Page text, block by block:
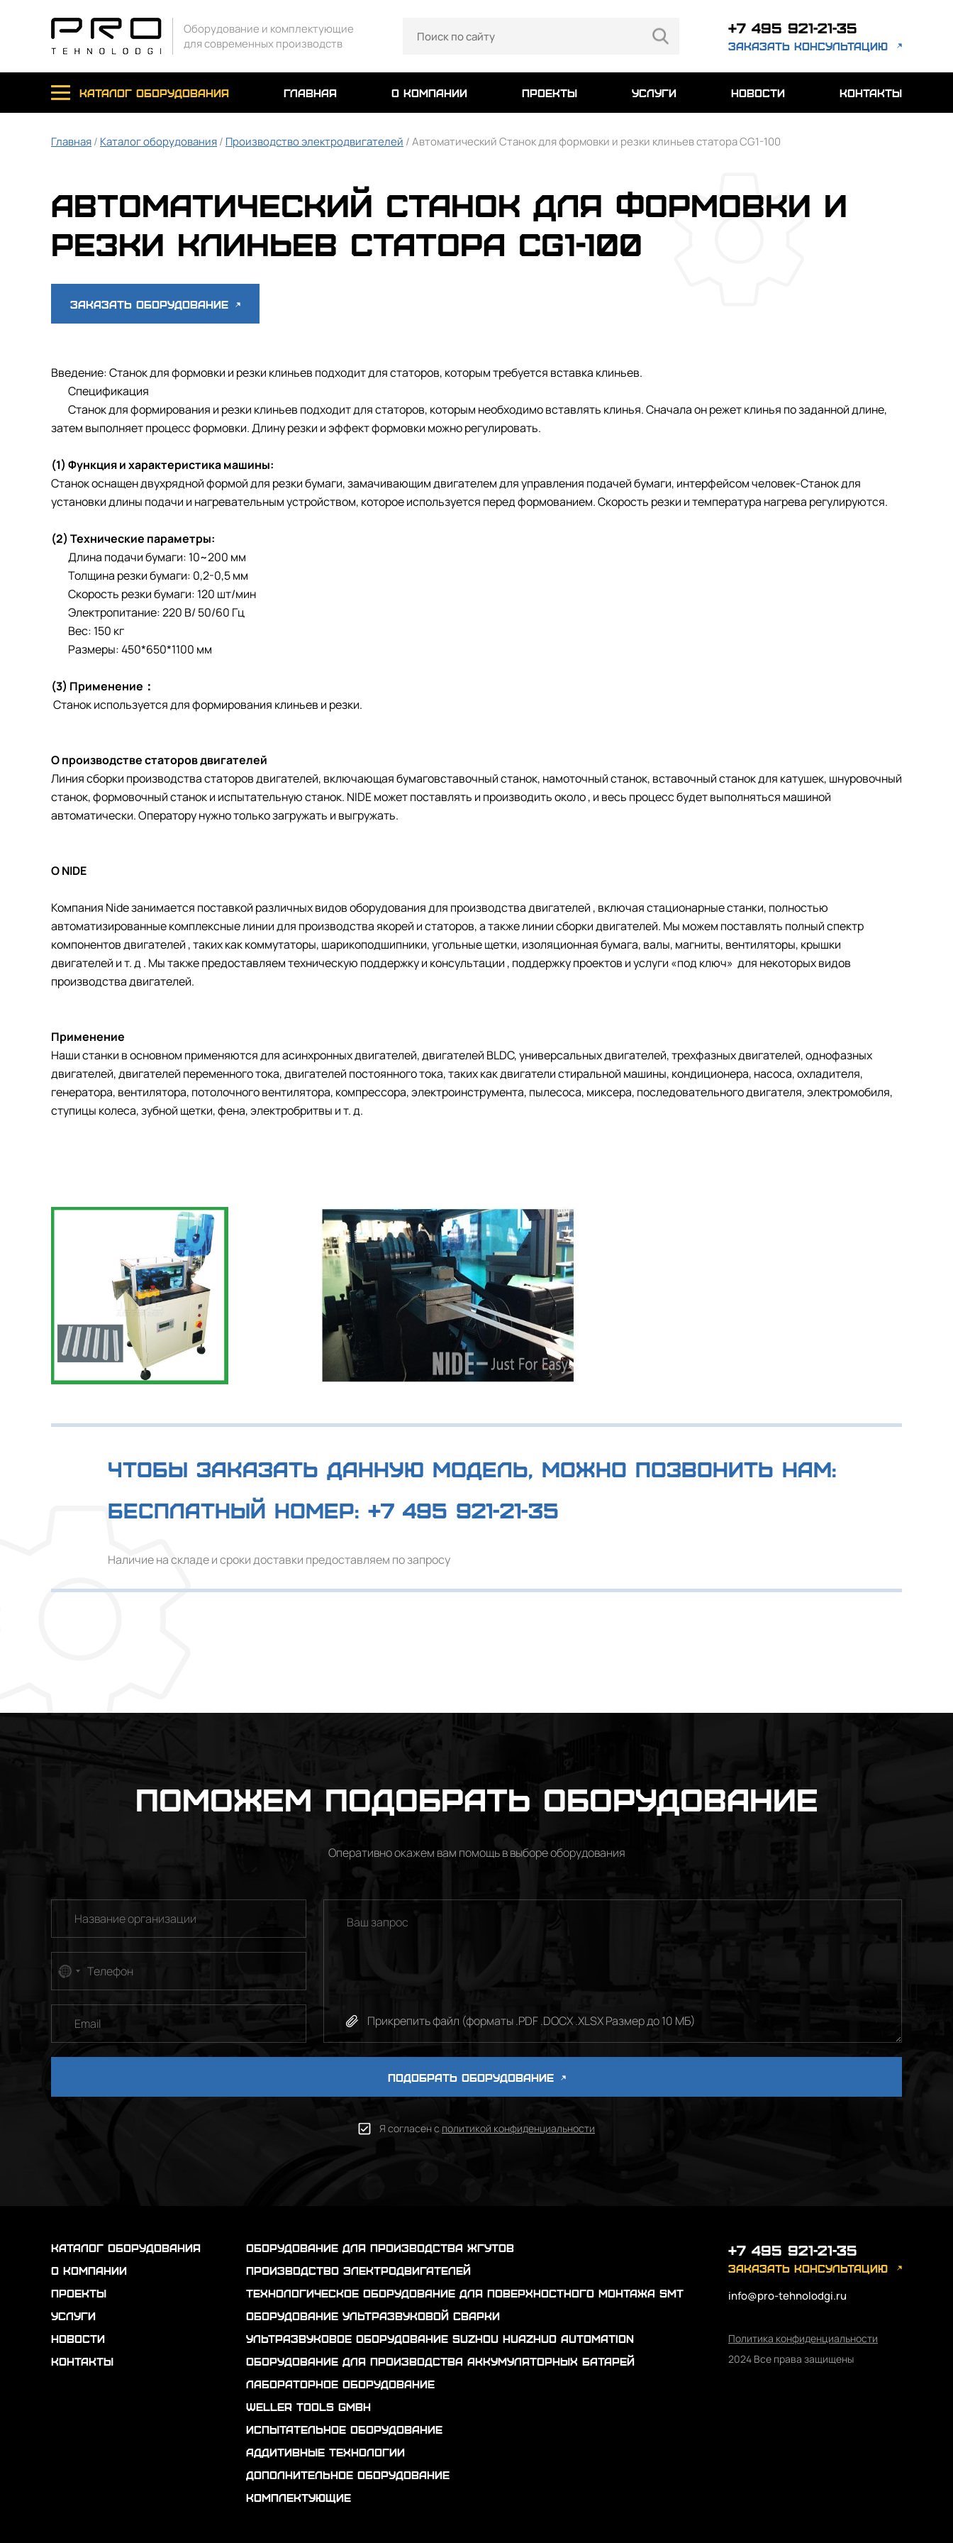
Оборудование и комплектующие
для современных производств
+7 495 921-21-35
заказать консультацию
каталог оборудования главная о компании проекты услуги новости контакты
Главная/ Каталог оборудования/ Производство электродвигателей / Автоматический Станок для формовки и резки клиньев статора CG1-100
Автоматический Станок для формовки и
резки клиньев статора CG1-100
Заказать оборудование
Введение: Станок для формовки и резки клиньев подходит для статоров, которым требуется вставка клиньев.
Спецификация
Станок для формирования и резки клиньев подходит для статоров, которым необходимо вставлять клинья. Сначала он режет клинья по заданной длине,
затем выполняет процесс формовки. Длину резки и эффект формовки можно регулировать.
(1) Функция и характеристика машины:
Станок оснащен двухрядной формой для резки бумаги, замачивающим двигателем для управления подачей бумаги, интерфейсом человек-Станок для
установки длины подачи и нагревательным устройством, которое используется перед формованием. Скорость резки и температура нагрева регулируются.
(2) Технические параметры:
Длина подачи бумаги: 10~200 мм
Толщина резки бумаги: 0,2-0,5 мм
Скорость резки бумаги: 120 шт/мин
Электропитание: 220 В/ 50/60 Гц
Вес: 150 кг
Размеры: 450*650*1100 мм
(3) Применение ：
Станок используется для формирования клиньев и резки.
О производстве статоров двигателей
Линия сборки производства статоров двигателей, включающая бумаговставочный станок, намоточный станок, вставочный станок для катушек, шнуровочный
станок, формовочный станок и испытательную станок. NIDE может поставлять и производить около , и весь процесс будет выполняться машиной
автоматически. Оператору нужно только загружать и выгружать.
О NIDE
Компания Nide занимается поставкой различных видов оборудования для производства двигателей , включая стационарные станки, полностью
автоматизированные комплексные линии для производства якорей и статоров, а также линии сборки двигателей. Мы можем поставлять полный спектр
компонентов двигателей , таких как коммутаторы, шарикоподшипники, угольные щетки, изоляционная бумага, валы, магниты, вентиляторы, крышки
двигателей и т. д . Мы также предоставляем техническую поддержку и консультации , поддержку проектов и услуги «под ключ» для некоторых видов
производства двигателей.
Применение
Наши станки в основном применяются для асинхронных двигателей, двигателей BLDC, универсальных двигателей, трехфазных двигателей, однофазных
двигателей, двигателей переменного тока, двигателей постоянного тока, таких как двигатели стиральной машины, кондиционера, насоса, охладителя,
генератора, вентилятора, потолочного вентилятора, компрессора, электроинструмента, пылесоса, миксера, последовательного двигателя, электромобиля,
ступицы колеса, зубной щетки, фена, электробритвы и т. д.
Чтобы заказать данную модель, можно позвонить нам:
Бесплатный номер: +7 495 921-21-35
Наличие на складе и сроки доставки предоставляем по запросу
Поможем подобрать оборудование
Оперативно окажем вам помощь в выборе оборудования
No
Прикрепить файл (форматы .PDF .DOCX .XLSX Размер до 10 МБ)
ПОДОБРАТЬ ОБОРУДОВАНИЕ
Я согласен с политикой конфиденциальности
каталог оборудования
о компании
проекты
услуги
новости
контакты
Оборудование для производства жгутов
Производство электродвигателей
Технологическое оборудование для поверхностного монтажа SMT
Оборудование ультразвуковой сварки
Ультразвуковое оборудование Suzhou Huazhuo automation
Оборудование для производства аккумуляторных батарей
Лабораторное оборудование
Weller Tools GmbH
Испытательное оборудование
Аддитивные технологии
Дополнительное оборудование
Комплектующие
+7 495 921-21-35
заказать консультацию
info@pro-tehnolodgi.ru
Политика конфиденциальности
2024 Все права защищены